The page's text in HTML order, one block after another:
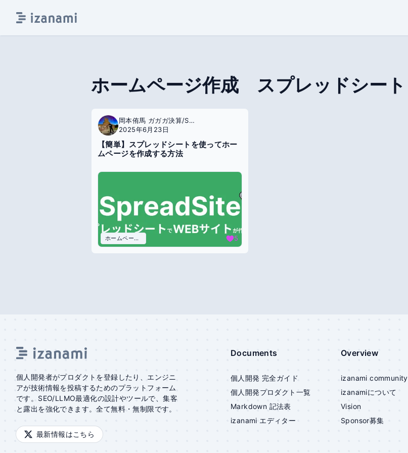
ホームページ作成 スプレッドシート
岡本侑馬 ガガガ決算/SpreadSite
2025年6月23日
【簡単】スプレッドシートを使ってホー
ムページを作成する方法
5
ホームページ作成 スプレッドシート
個人開発者がプロダクトを登録したり、エンジニ
アが技術情報を投稿するためのプラットフォーム
です。SEO/LLMO最適化の設計やツールで、集客
と露出を強化できます。全て無料・無制限です。
最新情報はこちら
Documents
個人開発 完全ガイド
個人開発プロダクト一覧
Markdown 記法表
izanami エディター
Overview
izanami community
izanamiについて
Vision
Sponsor募集